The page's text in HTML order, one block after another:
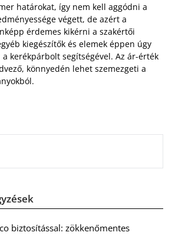
határokat, így nem kell aggódni a
végett, de azért a
érdemes kikérni a szakértői
kiegészítők és elemek éppen úgy
kerékpárbolt segítségével. Az ár-érték
könnyedén lehet szemezgeti a
biztosítással: zökkenőmentes